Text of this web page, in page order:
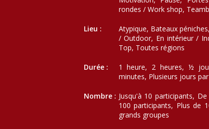
rondes / Work shop,
Lieu :
Atypique, Bateaux
/ Outdoor, En intérieur /
Top, Toutes régions
Durée :
1 heure, 2 heures, ½
minutes, Plusieurs jours
Nombre : Jusqu'à 10 participants,
100 participants, Plus de
grands groupes